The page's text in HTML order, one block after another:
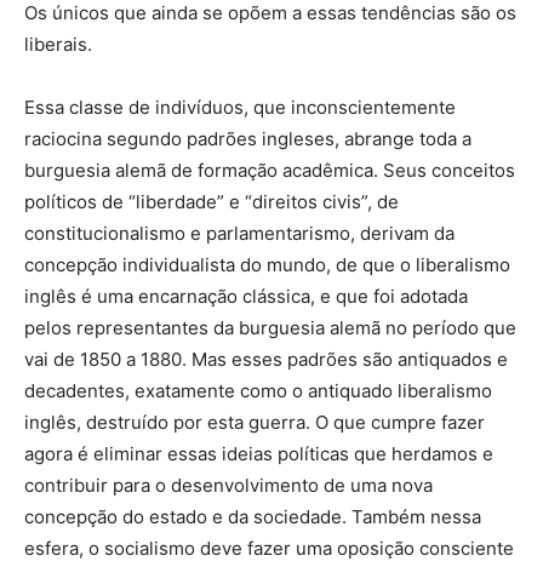
Os únicos que ainda se opõem a essas tendências são os
liberais.
Essa classe de indivíduos, que inconscientemente
raciocina segundo padrões ingleses, abrange toda a
burguesia alemã de formação acadêmica. Seus conceitos
políticos de “liberdade” e “direitos civis”, de
constitucionalismo e parlamentarismo, derivam da
concepção individualista do mundo, de que o liberalismo
inglês é uma encarnação clássica, e que foi adotada
pelos representantes da burguesia alemã no período que
vai de 1850 a 1880. Mas esses padrões são antiquados e
decadentes, exatamente como o antiquado liberalismo
inglês, destruído por esta guerra. O que cumpre fazer
agora é eliminar essas ideias políticas que herdamos e
contribuir para o desenvolvimento de uma nova
concepção do estado e da sociedade. Também nessa
esfera, o socialismo deve fazer uma oposição consciente